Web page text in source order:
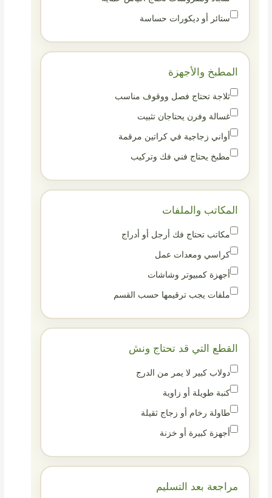
ستائر أو ديكورات حساسة
المطبخ والأجهزة
ثلاجة تحتاج فصل ووقوف مناسب
غسالة وفرن يحتاجان تثبيت
أواني زجاجية في كراتين مرقمة
مطبخ يحتاج فني فك وتركيب
المكاتب والملفات
مكاتب تحتاج فك أرجل أو أدراج
كراسي ومعدات عمل
أجهزة كمبيوتر وشاشات
ملفات يجب ترقيمها حسب القسم
القطع التي قد تحتاج ونش
دولاب كبير لا يمر من الدرج
كنبة طويلة أو زاوية
طاولة رخام أو زجاج ثقيلة
أجهزة كبيرة أو خزنة
مراجعة بعد التسليم